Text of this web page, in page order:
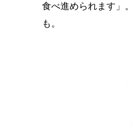
食べ進められます」
も。